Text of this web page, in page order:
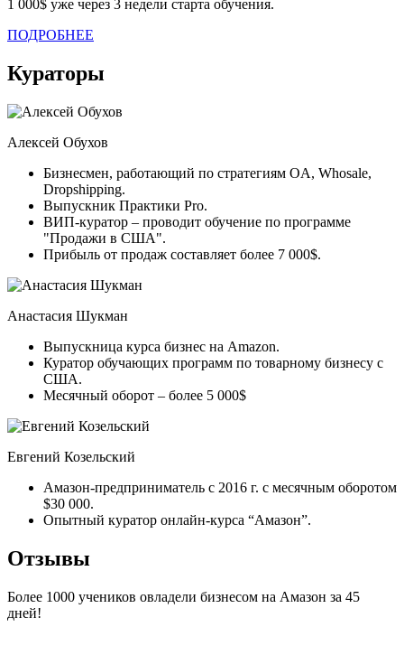
1 000$ уже через 3 недели старта обучения.
ПОДРОБНЕЕ
Кураторы
Алексей Обухов
Бизнесмен, работающий по стратегиям OA, Whosale,
Dropshipping.
Выпускник Практики Pro.
ВИП-куратор – проводит обучение по программе
"Продажи в США".
Прибыль от продаж составляет более 7 000$.
Анастасия Шукман
Выпускница курса бизнес на Amazon.
Куратор обучающих программ по товарному бизнесу с
США.
Месячный оборот – более 5 000$
Евгений Козельский
Амазон-предприниматель с 2016 г. с месячным оборотом
$30 000.
Опытный куратор онлайн-курса “Амазон”.
Отзывы
Более 1000 учеников овладели бизнесом на Амазон за 45
дней!